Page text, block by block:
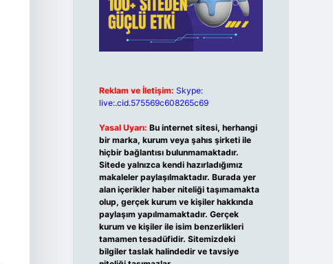
Reklam ve İletişim: Skype:
live:.cid.575569c608265c69
Yasal Uyarı: Bu internet sitesi, herhangi
bir marka, kurum veya şahıs şirketi ile
hiçbir bağlantısı bulunmamaktadır.
Sitede yalnızca kendi hazırladığımız
makaleler paylaşılmaktadır. Burada yer
alan içerikler haber niteliği taşımamakta
olup, gerçek kurum ve kişiler hakkında
paylaşım yapılmamaktadır. Gerçek
kurum ve kişiler ile isim benzerlikleri
tamamen tesadüfidir. Sitemizdeki
bilgiler taslak halindedir ve tavsiye